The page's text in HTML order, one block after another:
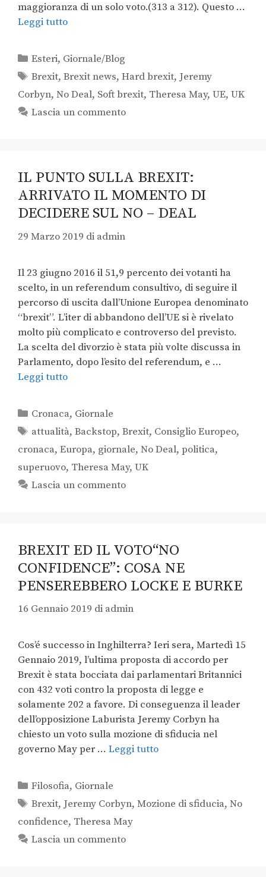
maggioranza di un solo voto.(313 a 312). Questo …
Leggi tutto
Esteri, Giornale/Blog
Brexit,Brexit news,Hard brexit,Jeremy
Corbyn, No Deal, Soft brexit, Theresa May, UE, UK
Lascia un commento
IL PUNTO SULLA BREXIT:
ARRIVATO IL MOMENTO DI
DECIDERE SUL NO – DEAL
29 Marzo 2019 di admin
Il 23 giugno 2016 il 51,9 percento dei votanti ha
scelto, in un referendum consultivo, di seguire il
percorso di uscita dall’Unione Europea denominato
“brexit”. L’iter di abbandono dell’UE si è rivelato
molto più complicato e controverso del previsto.
La scelta del divorzio è stata più volte discussa in
Parlamento, dopo l’esito del referendum, e …
Leggi tutto
Cronaca, Giornale
attualità,Backstop,Brexit, Consiglio Europeo,
cronaca, Europa, giornale, No Deal, politica,
superuovo, Theresa May, UK
Lascia un commento
BREXIT ED IL VOTO“NO
CONFIDENCE”: COSA NE
PENSEREBBERO LOCKE E BURKE
16 Gennaio 2019 di admin
Cos’é successo in Inghilterra? Ieri sera, Martedì 15
Gennaio 2019, l’ultima proposta di accordo per
Brexit è stata bocciata dai parlamentari Britannici
con 432 voti contro la proposta di legge e
solamente 202 a favore. Di conseguenza il leader
dell’opposizione Laburista Jeremy Corbyn ha
chiesto un voto sulla mozione di sfiducia nel
governo May per … Leggi tutto
Filosofia, Giornale
Brexit,Jeremy Corbyn,Mozione di sfiducia,No
confidence, Theresa May
Lascia un commento